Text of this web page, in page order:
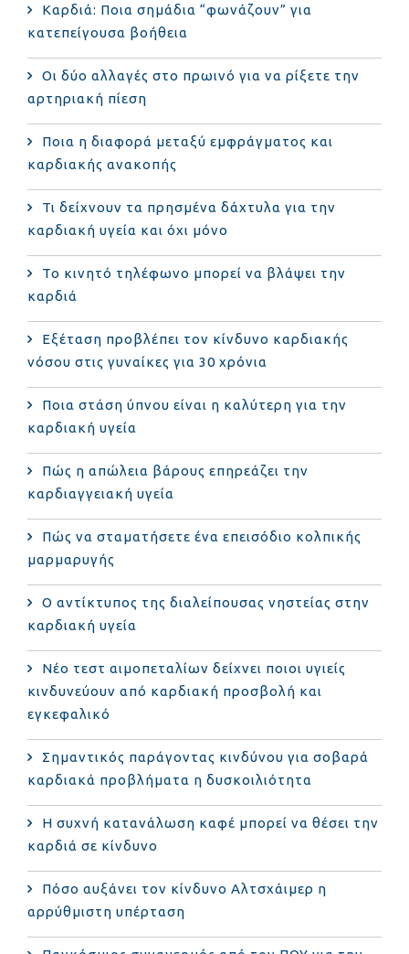
Καρδιά: Ποια σημάδια “φωνάζουν” για
κατεπείγουσα βοήθεια
Οι δύο αλλαγές στο πρωινό για να ρίξετε την
αρτηριακή πίεση
Ποια η διαφορά μεταξύ εμφράγματος και
καρδιακής ανακοπής
Τι δείχνουν τα πρησμένα δάχτυλα για την
καρδιακή υγεία και όχι μόνο
Το κινητό τηλέφωνο μπορεί να βλάψει την
καρδιά
Eξέταση προβλέπει τον κίνδυνο καρδιακής
νόσου στις γυναίκες για 30 χρόνια
Ποια στάση ύπνου είναι η καλύτερη για την
καρδιακή υγεία
Πώς η απώλεια βάρους επηρεάζει την
καρδιαγγειακή υγεία
Πώς να σταματήσετε ένα επεισόδιο κολπικής
μαρμαρυγής
Ο αντίκτυπος της διαλείπουσας νηστείας στην
καρδιακή υγεία
Νέο τεστ αιμοπεταλίων δείχνει ποιοι υγιείς
κινδυνεύουν από καρδιακή προσβολή και
εγκεφαλικό
Σημαντικός παράγοντας κινδύνου για σοβαρά
καρδιακά προβλήματα η δυσκοιλιότητα
Η συχνή κατανάλωση καφέ μπορεί να θέσει την
καρδιά σε κίνδυνο
Πόσο αυξάνει τον κίνδυνο Αλτσχάιμερ η
αρρύθμιστη υπέρταση